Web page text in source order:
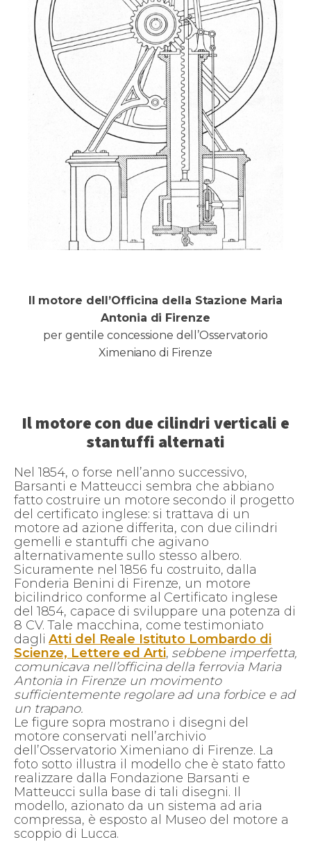
Il motore dell’Officina della Stazione Maria
Antonia di Firenze
per gentile concessione dell’Osservatorio
Ximeniano di Firenze
Il motore con due cilindri verticali e
stantuffi alternati
Nel 1854, o forse nell’anno successivo,
Barsanti e Matteucci sembra che abbiano
fatto costruire un motore secondo il progetto
del certificato inglese: si trattava di un
motore ad azione differita, con due cilindri
gemelli e stantuffi che agivano
alternativamente sullo stesso albero.
Sicuramente nel 1856 fu costruito, dalla
Fonderia Benini di Firenze, un motore
bicilindrico conforme al Certificato inglese
del 1854, capace di sviluppare una potenza di
8 CV. Tale macchina, come testimoniato
dagliAtti del Reale Istituto Lombardo di
Scienze, Lettere ed Arti, sebbene imperfetta,
comunicava nell’officina della ferrovia Maria
Antonia in Firenze un movimento
sufficientemente regolare ad una forbice e ad
un trapano.
Le figure sopra mostrano i disegni del
motore conservati nell’archivio
dell’Osservatorio Ximeniano di Firenze. La
foto sotto illustra il modello che è stato fatto
realizzare dalla Fondazione Barsanti e
Matteucci sulla base di tali disegni. Il
modello, azionato da un sistema ad aria
compressa, è esposto al Museo del motore a
scoppio di Lucca.